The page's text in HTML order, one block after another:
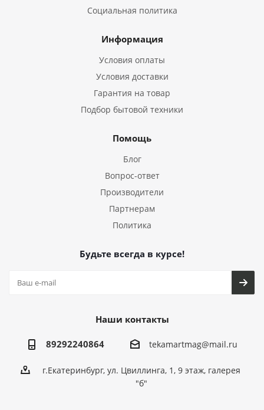
Социальная политика
Информация
Условия оплаты
Условия доставки
Гарантия на товар
Подбор бытовой техники
Помощь
Блог
Вопрос-ответ
Производители
Партнерам
Политика
Будьте всегда в курсе!
Наши контакты
89292240864 tekamartmag@mail.ru
г.Екатеринбург, ул. Цвиллинга, 1, 9 этаж, галерея
"б"